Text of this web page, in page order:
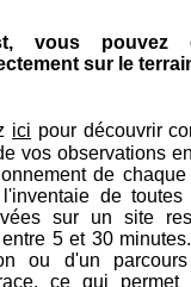
vous pouvez
sur le
ici pour découvrir
vos observations
de
de
sur un site
5 et 30
ou d'un
ce qui permet